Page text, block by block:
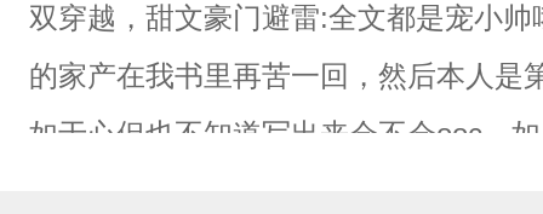
双穿越，甜文豪门避雷:全文都是宠小
的家产在我书里再苦一回，然后本人是
如于心但也不知道写出来会不会ooc，